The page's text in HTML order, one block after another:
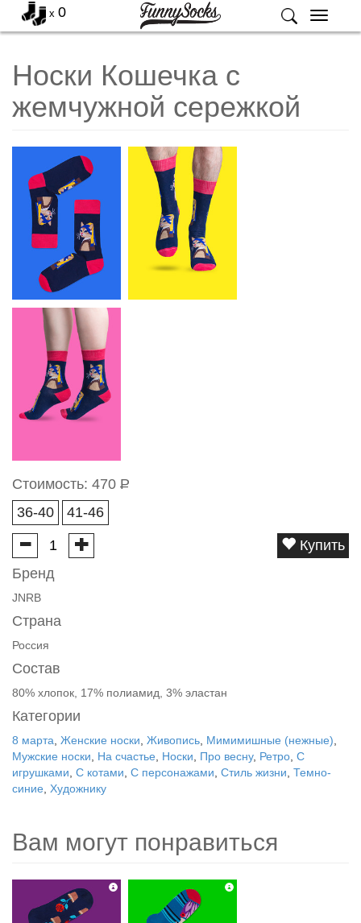
Меню
x 0
Носки Кошечка с
жемчужной сережкой
Стоимость: 470 Р
36-40
41-46
Купить
Бренд
JNRB
Страна
Россия
Состав
80% хлопок, 17% полиамид, 3% эластан
Категории
8 марта Женские носки Живопись Мимимишные (нежные)
Мужские носки
На счастье Носки Про весну, Ретро С
игрушками С котами С персонажами Стиль жизни Темно-
синие
Художнику
Вам могут понравиться